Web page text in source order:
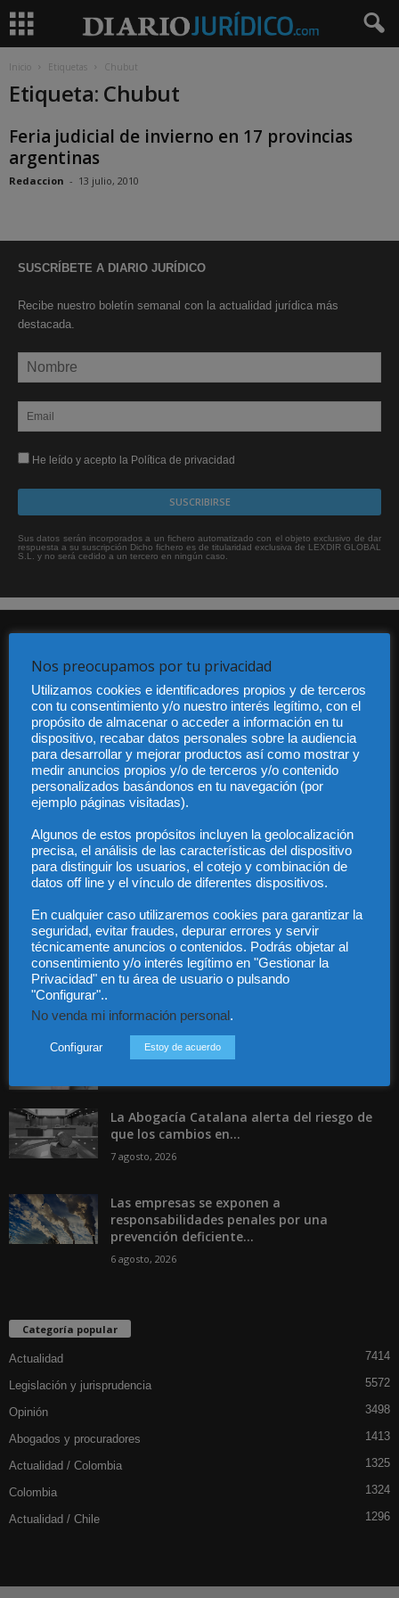
Inicio Etiquetas Chubut
Etiqueta: Chubut
Feria judicial de invierno en 17 provincias
argentinas
Redaccion - 13 julio, 2010
SUSCRÍBETE A DIARIO JURÍDICO
Recibe nuestro boletín semanal con la actualidad jurídica más
destacada.
He leído y acepto la Política de privacidad
Sus datos serán incorporados a un fichero automatizado con el objeto exclusivo de dar
respuesta a su suscripción Dicho fichero es de titularidad exclusiva de LEXDIR GLOBAL
S.L. y no será cedido a un tercero en ningún caso.
Audiencia y Publicidad
Quiénes somos
Legal
Privacidad
Contacto
Contáctanos: info@diariojuridico.com
Incluso más noticias
es el referente en derecho...
La Abogacía Catalana alerta del riesgo de
que los cambios en...
7 agosto, 2026
Las empresas se exponen a
responsabilidades penales por una
prevención deficiente...
6 agosto, 2026
Categoría popular
Actualidad 7414
Legislación y jurisprudencia 5572
Opinión 3498
Abogados y procuradores 1413
Actualidad / Colombia 1325
Colombia 1324
Actualidad / Chile 1296
Nos preocupamos por tu privacidad
Utilizamos cookies e identificadores propios y de terceros
con tu consentimiento y/o nuestro interés legítimo, con el
propósito de almacenar o acceder a información en tu
dispositivo, recabar datos personales sobre la audiencia
para desarrollar y mejorar productos así como mostrar y
medir anuncios propios y/o de terceros y/o contenido
personalizados basándonos en tu navegación (por
ejemplo páginas visitadas).
Algunos de estos propósitos incluyen la geolocalización
precisa, el análisis de las características del dispositivo
para distinguir los usuarios, el cotejo y combinación de
datos off line y el vínculo de diferentes dispositivos.
En cualquier caso utilizaremos cookies para garantizar la
seguridad, evitar fraudes, depurar errores y servir
técnicamente anuncios o contenidos. Podrás objetar al
consentimiento y/o interés legítimo en "Gestionar la
Privacidad" en tu área de usuario o pulsando
"Configurar"..
No venda mi información personal.
Configurar Estoy de acuerdo